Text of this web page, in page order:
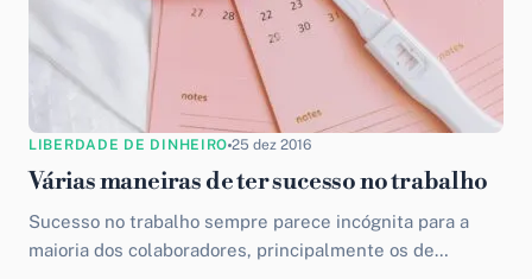
LIBERDADE DE DINHEIRO 25 dez 2016
Várias maneiras de ter sucesso no trabalho
Sucesso no trabalho sempre parece incógnita para a
maioria dos colaboradores, principalmente os de